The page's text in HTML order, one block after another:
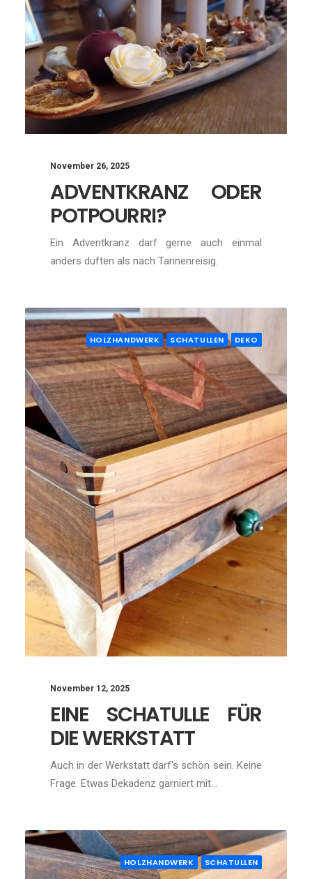
November 26, 2025
ADVENTKRANZ ODER
POTPOURRI?
Ein Adventkranz darf gerne auch einmal
anders duften als nach Tannenreisig.
HOLZHANDWERK SCHATULLEN DEKO
November 12, 2025
EINE SCHATULLE FÜR
DIE WERKSTATT
Auch in der Werkstatt darf's schön sein. Keine
Frage. Etwas Dekadenz garniert mit…
HOLZHANDWERK SCHATULLEN